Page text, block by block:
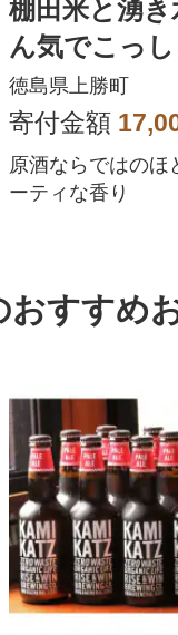
棚田米と湧
ん気でこっ
米吟醸原酒
徳島県上勝町
寄付金額
原酒ならではのほ
ーティな香り
おすすめ